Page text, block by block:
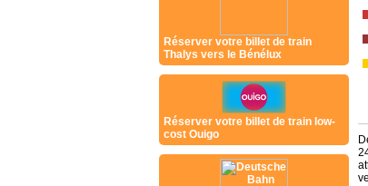
Réserver votre billet de train
Thalys vers le Bénélux
Réserver votre billet de train low-
cost Ouigo